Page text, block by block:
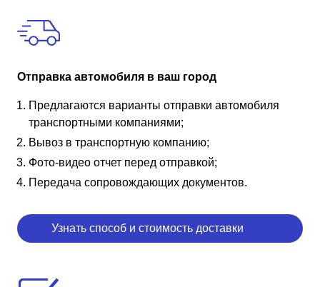
Отправка автомобиля в ваш город
Предлагаются варианты отправки автомобиля
транспортными компаниями;
Вывоз в транспортную компанию;
Фото-видео отчет перед отправкой;
Передача сопровождающих документов.
Узнать способ и стоимость доставки